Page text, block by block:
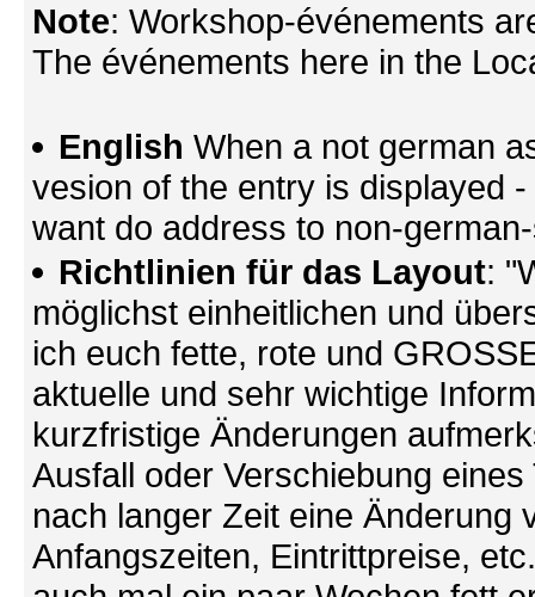
Note: Workshop-événements
The événements here in the
English When a not german
vesion of the entry is displayed
want do address to non-
Richtlinien für das Layout:
möglichst einheitlichen und
ich euch fette, rote und
aktuelle und sehr wichtige
kurzfristige Änderungen
Ausfall oder Verschiebung
nach langer Zeit eine Änderung
Anfangszeiten, Eintrittpreise,